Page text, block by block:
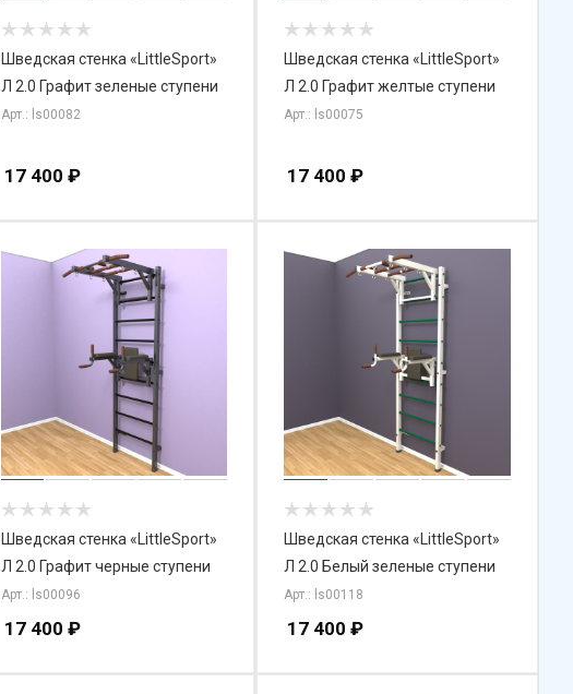
Шведская стенка «LittleSport»
Л 2.0 Графит зеленые ступени
Арт.: ls00082
17 400 ₽
Шведская стенка «LittleSport»
Л 2.0 Графит желтые ступени
Арт.: ls00075
17 400 ₽
Шведская стенка «LittleSport»
Л 2.0 Графит черные ступени
Арт.: ls00096
17 400 ₽
Шведская стенка «LittleSport»
Л 2.0 Белый зеленые ступени
Арт.: ls00118
17 400 ₽